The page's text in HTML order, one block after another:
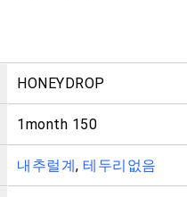
HONEYDROP
1month 150
내추럴계, 테두리없음